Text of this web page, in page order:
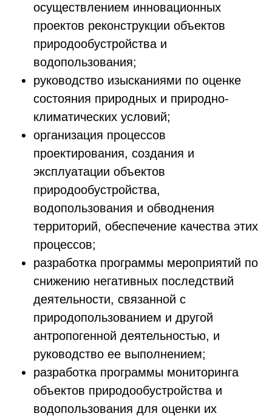
осуществлением инновационных
проектов реконструкции объектов
природообустройства и
водопользования;
руководство изысканиями по оценке
состояния природных и природно-
климатических условий;
организация процессов
проектирования, создания и
эксплуатации объектов
природообустройства,
водопользования и обводнения
территорий, обеспечение качества этих
процессов;
разработка программы мероприятий по
снижению негативных последствий
деятельности, связанной с
природопользованием и другой
антропогенной деятельностью, и
руководство ее выполнением;
разработка программы мониторинга
объектов природообустройства и
водопользования для оценки их